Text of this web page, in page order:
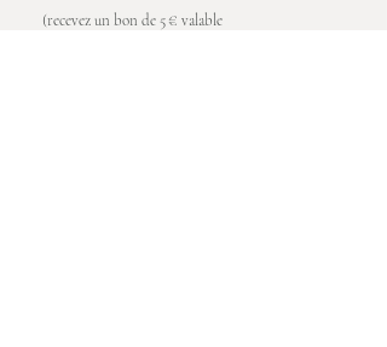
(recevez un bon de 5 € valable